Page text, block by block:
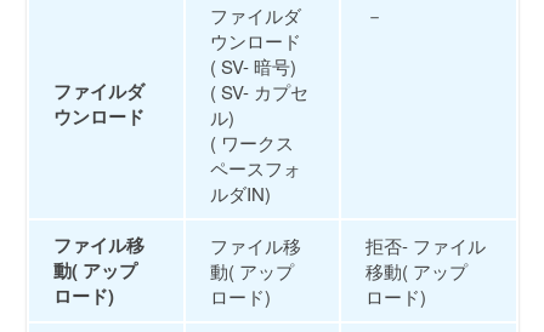
ファイルダ
ウンロード
ファイルダ
ウンロード
( SV- 暗号)
( SV- カプセ
ル)
( ワークス
ペースフォ
ルダIN)
－
ファイル移
動( アップ
ロード)
ファイル移
動( アップ
ロード)
拒否- ファイル
移動( アップ
ロード)